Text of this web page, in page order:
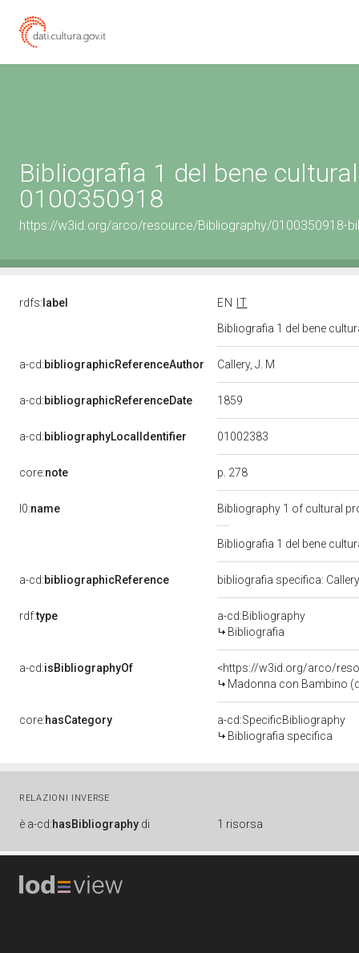
Bibliografia 1 del bene
0100350918
https://w3id.org/arco/resource/Bibliography/0100350918-
rdfs: label EN
IT
Bibliografia 1 del bene
a-cd:bibliographicReferenceAuthor Callery, J. M
a-cd:bibliographicReferenceDate 1859
a-cd:bibliographyLocalIdentifier 01002383
core:note p. 278
l0:name Bibliography 1 of cultural
Bibliografia 1 del bene
a-cd:bibliographicReference bibliografia specifica:
rdf:type
a-cd:Bibliography
Bibliografia
a-cd:isBibliographyOf
<https://w3id.org/arco/
Madonna con Bambino
core:hasCategory
a-cd:SpecificBibliography
Bibliografia specifica
RELAZIONI INVERSE
è a-cd:hasBibliography di 1 risorsa